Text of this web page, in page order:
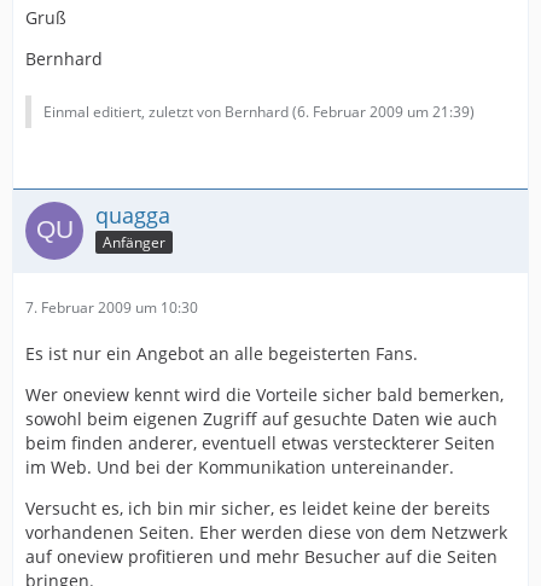
Gruß
Bernhard
Einmal editiert, zuletzt von Bernhard (6. Februar 2009 um 21:39)
quagga
Anfänger
7. Februar 2009 um 10:30
Es ist nur ein Angebot an alle begeisterten Fans.
Wer oneview kennt wird die Vorteile sicher bald bemerken,
sowohl beim eigenen Zugriff auf gesuchte Daten wie auch
beim finden anderer, eventuell etwas versteckterer Seiten
im Web. Und bei der Kommunikation untereinander.
Versucht es, ich bin mir sicher, es leidet keine der bereits
vorhandenen Seiten. Eher werden diese von dem Netzwerk
auf oneview profitieren und mehr Besucher auf die Seiten
bringen.